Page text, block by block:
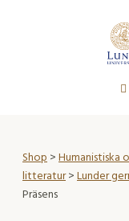
Shop>Humanistiska
litteratur>Lunder
Präsens